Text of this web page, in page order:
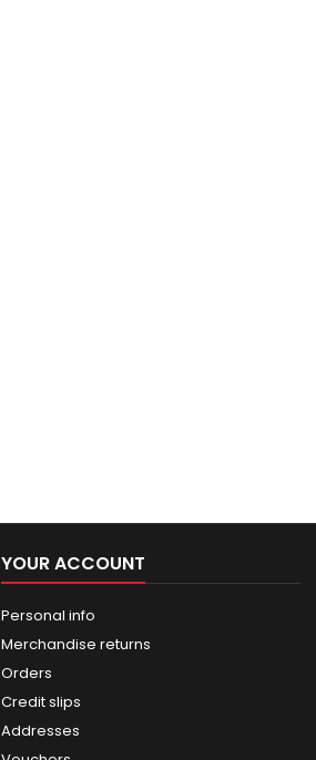
YOUR ACCOUNT
Personal info
Merchandise returns
Orders
Credit slips
Addresses